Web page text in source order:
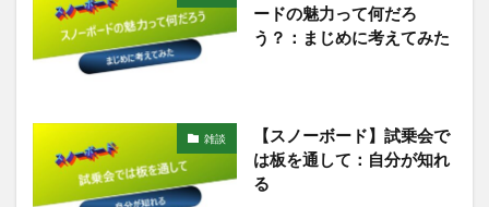
ードの魅力って何だろ
う？：まじめに考えてみた
雑談
【スノーボード】試乗会で
は板を通して：自分が知れ
る